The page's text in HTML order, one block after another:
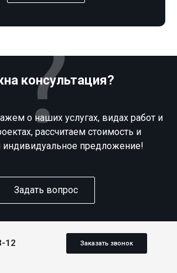
консультация?
о наших услугах, видах работ и
рассчитаем стоимость и
индивидуальное предложение!
Задать вопрос
12 Заказать звонок